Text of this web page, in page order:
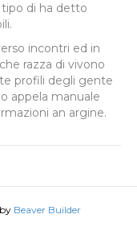
di ha detto
incontri ed in
razza di vivono
profili degli gente
appela manuale
an argine.
Beaver Builder